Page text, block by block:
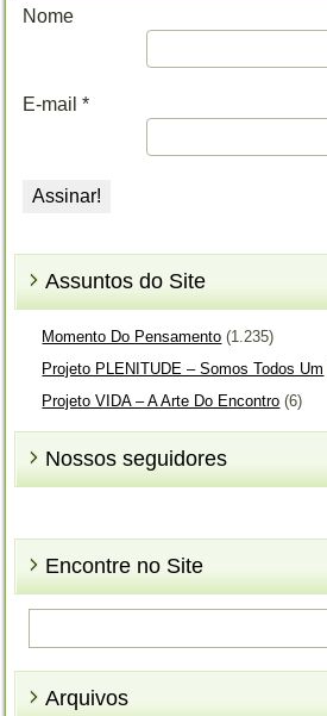
Nome
E-mail*
Assuntos do Site
Momento Do Pensamento (1.235)
Projeto PLENITUDE – Somos Todos Um
Projeto VIDA – A Arte Do Encontro (6)
Nossos seguidores
Encontre no Site
Arquivos